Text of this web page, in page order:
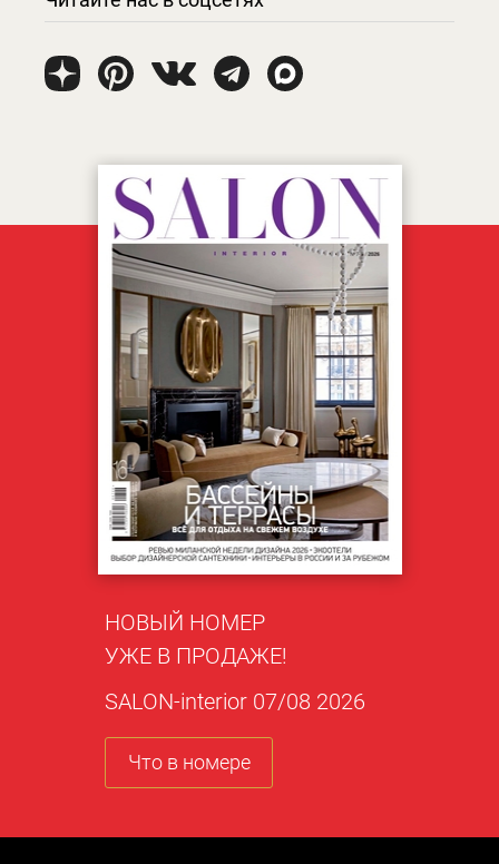
НОВЫЙ НОМЕР
УЖЕ В ПРОДАЖЕ!
SALON-interior 07/08 2026
Что в номере